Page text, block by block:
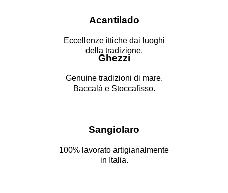
Acantilado
Eccellenze ittiche dai luoghi
della tradizione.
Ghezzi
Genuine tradizioni di mare.
Baccalà e Stoccafisso.
Sangiolaro
100% lavorato artigianalmente
in Italia.